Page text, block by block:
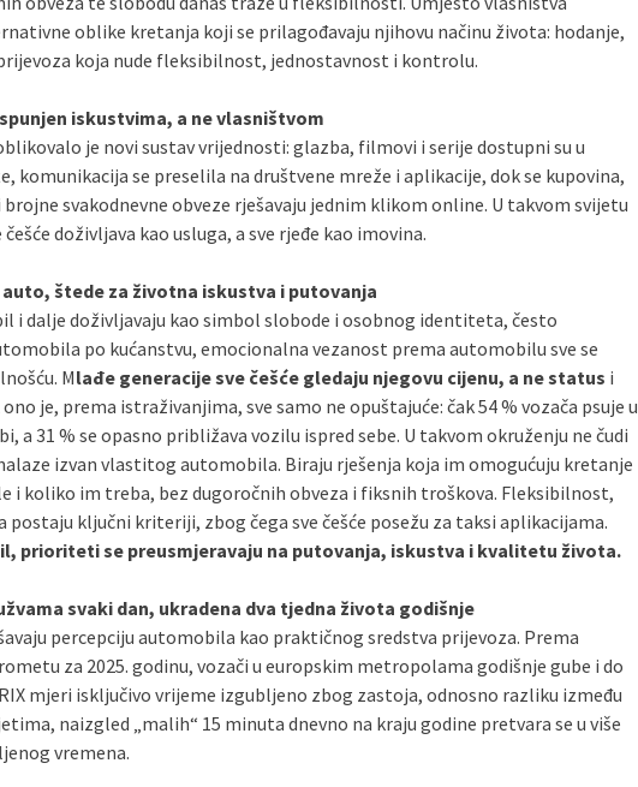
oblike kretanja koji se prilagođavaju njihovu načinu života: hodanje,
koja nude fleksibilnost, jednostavnost i kontrolu.
iskustvima, a ne vlasništvom
je novi sustav vrijednosti: glazba, filmovi i serije dostupni su u
se preselila na društvene mreže i aplikacije, dok se kupovina,
svakodnevne obveze rješavaju jednim klikom online. U takvom svijetu
doživljava kao usluga, a sve rjeđe kao imovina.
štede za životna iskustva i putovanja
i dalje doživljavaju kao simbol slobode i osobnog identiteta, često
po kućanstvu, emocionalna vezanost prema automobilu sve se
Mlađe generacije sve češće gledaju njegovu cijenu, a ne status i
je, prema istraživanjima, sve samo ne opuštajuće: čak 54 % vozača psuje u
a 31 % se opasno približava vozilu ispred sebe. U takvom okruženju ne čudi
izvan vlastitog automobila. Biraju rješenja koja im omogućuju kretanje
i koliko im treba, bez dugoročnih obveza i fiksnih troškova. Fleksibilnost,
ključni kriteriji, zbog čega sve češće posežu za taksi aplikacijama.
prioriteti se preusmjeravaju na putovanja, iskustva i kvalitetu života.
svaki dan, ukradena dva tjedna života godišnje
percepciju automobila kao praktičnog sredstva prijevoza. Prema
za 2025. godinu, vozači u europskim metropolama godišnje gube i do
mjeri isključivo vrijeme izgubljeno zbog zastoja, odnosno razliku između
naizgled „malih“ 15 minuta dnevno na kraju godine pretvara se u više
vremena.